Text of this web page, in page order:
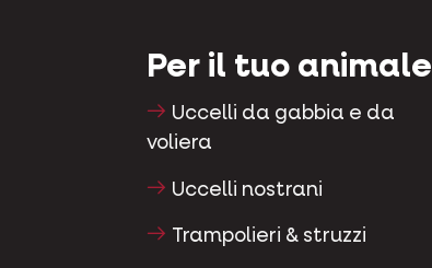
Per il tuo animale
Uccelli da gabbia e da
voliera
Uccelli nostrani
Trampolieri & struzzi